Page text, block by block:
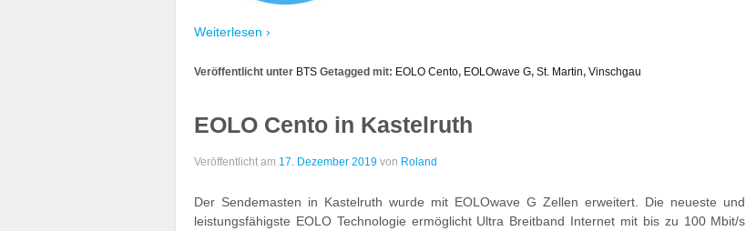
Weiterlesen ›
Veröffentlicht unter BTS Getagged mit: EOLO Cento, EOLOwave G, St. Martin, Vinschgau
EOLO Cento in Kastelruth
Veröffentlicht am 17. Dezember 2019 von Roland
Der Sendemasten in Kastelruth wurde mit EOLOwave G Zellen erweitert. Die neueste und
leistungsfähigste EOLO Technologie ermöglicht Ultra Breitband Internet mit bis zu 100 Mbit/s